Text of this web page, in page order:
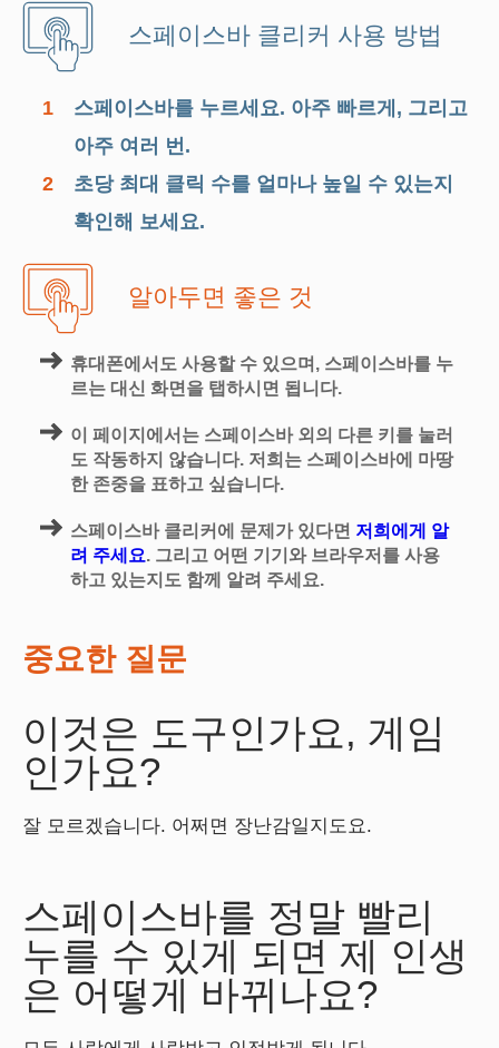
스페이스바 클리커 사용 방법
1
스페이스바를 누르세요. 아주 빠르게, 그리고
아주 여러 번.
2
초당 최대 클릭 수를 얼마나 높일 수 있는지
확인해 보세요.
알아두면 좋은 것
휴대폰에서도 사용할 수 있으며, 스페이스바를 누
르는 대신 화면을 탭하시면 됩니다.
이 페이지에서는 스페이스바 외의 다른 키를 눌러
도 작동하지 않습니다. 저희는 스페이스바에 마땅
한 존중을 표하고 싶습니다.
스페이스바 클리커에 문제가 있다면 저희에게 알
려 주세요. 그리고 어떤 기기와 브라우저를 사용
하고 있는지도 함께 알려 주세요.
중요한 질문
이것은 도구인가요, 게임
인가요?
잘 모르겠습니다. 어쩌면 장난감일지도요.
스페이스바를 정말 빨리
누를 수 있게 되면 제 인생
은 어떻게 바뀌나요?